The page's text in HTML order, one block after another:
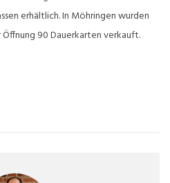
erhältlich. In Möhringen wurden
90 Dauerkarten verkauft.